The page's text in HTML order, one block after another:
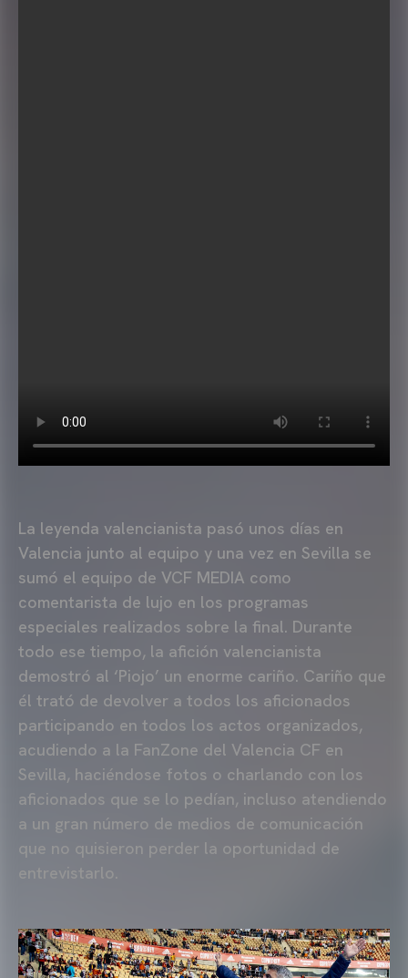
La leyenda valencianista pasó unos días en
Valencia junto al equipo y una vez en Sevilla se
sumó el equipo de VCF MEDIA como
comentarista de lujo en los programas
especiales realizados sobre la final. Durante
todo ese tiempo, la afición valencianista
demostró al ‘Piojo’ un enorme cariño. Cariño que
él trató de devolver a todos los aficionados
participando en todos los actos organizados,
acudiendo a la FanZone del Valencia CF en
Sevilla, haciéndose fotos o charlando con los
aficionados que se lo pedían, incluso atendiendo
a un gran número de medios de comunicación
que no quisieron perder la oportunidad de
entrevistarlo.